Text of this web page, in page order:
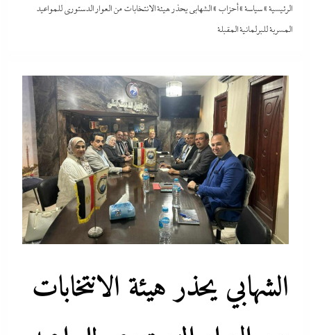
الرئيسية»سياسة»أحزاب »الشهابي يحذر هيئة الانتخابات من العوار الدستورى للمواعيد
المسربة للبرلمانية المقبلة
الشهابي يحذر هيئة الانتخابات